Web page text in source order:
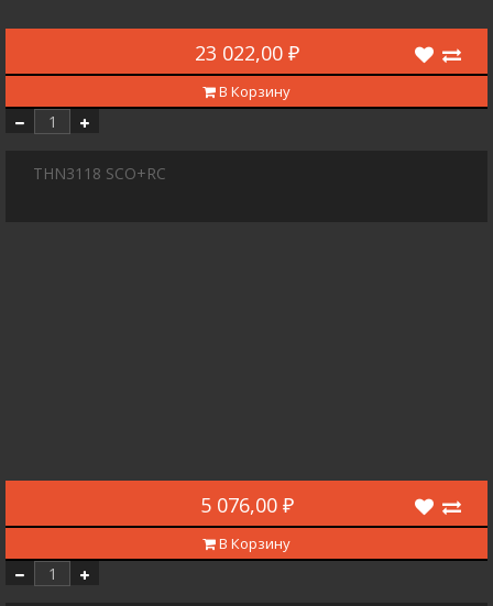
23 022,00 ₽
В Корзину
THN3118 SCO+RC
5 076,00 ₽
В Корзину